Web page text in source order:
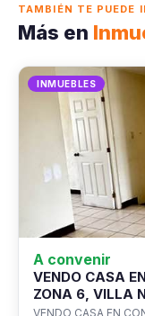
TAMBIÉN TE PUEDE
Más en
INMUEBLES
A convenir
VENDO CASA
ZONA 6, VILLA
VENDO CASA EN